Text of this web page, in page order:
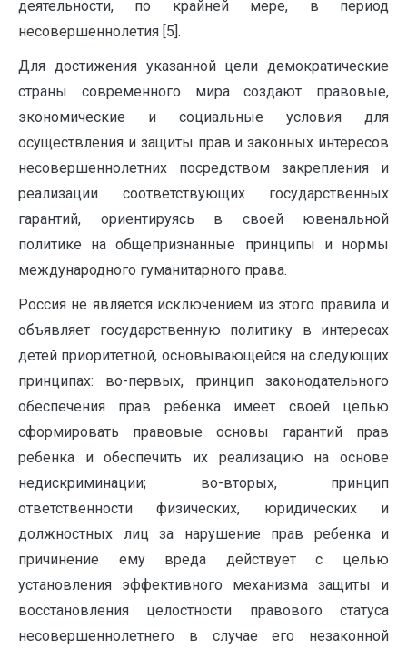
деятельности, по крайней мере, в период
несовершеннолетия [5].
Для достижения указанной цели демократические
страны современного мира создают правовые,
экономические и социальные условия для
осуществления и защиты прав и законных интересов
несовершеннолетних посредством закрепления и
реализации соответствующих государственных
гарантий, ориентируясь в своей ювенальной
политике на общепризнанные принципы и нормы
международного гуманитарного права.
Россия не является исключением из этого правила и
объявляет государственную политику в интересах
детей приоритетной, основывающейся на следующих
принципах: во-первых, принцип законодательного
обеспечения прав ребенка имеет своей целью
сформировать правовые основы гарантий прав
ребенка и обеспечить их реализацию на основе
недискриминации; во-вторых, принцип
ответственности физических, юридических и
должностных лиц за нарушение прав ребенка и
причинение ему вреда действует с целью
установления эффективного механизма защиты и
восстановления целостности правового статуса
несовершеннолетнего в случае его незаконной